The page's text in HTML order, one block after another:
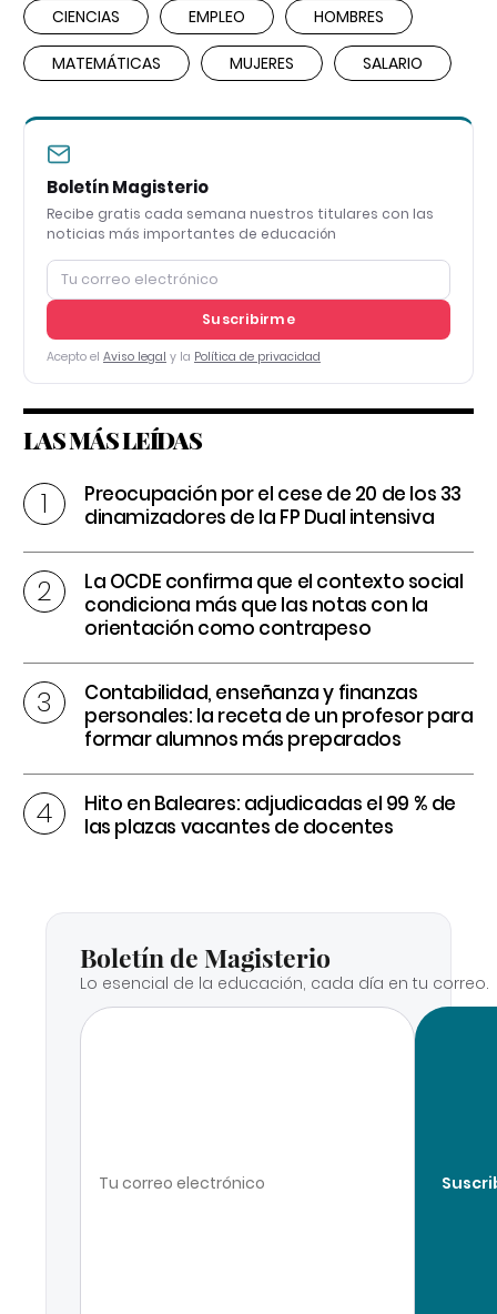
CIENCIAS EMPLEO HOMBRES
MATEMÁTICAS MUJERES SALARIO
Boletín Magisterio
Recibe gratis cada semana nuestros titulares con las
noticias más importantes de educación
Suscribirme
Acepto el Aviso legal y la Política de privacidad
LAS MÁS LEÍDAS
Preocupación por el cese de 20 de los 33
dinamizadores de la FP Dual intensiva
La OCDE confirma que el contexto social
condiciona más que las notas con la
orientación como contrapeso
Contabilidad, enseñanza y finanzas
personales: la receta de un profesor para
formar alumnos más preparados
Hito en Baleares: adjudicadas el 99 % de
las plazas vacantes de docentes
Boletín de Magisterio
Lo esencial de la educación, cada día en tu correo.